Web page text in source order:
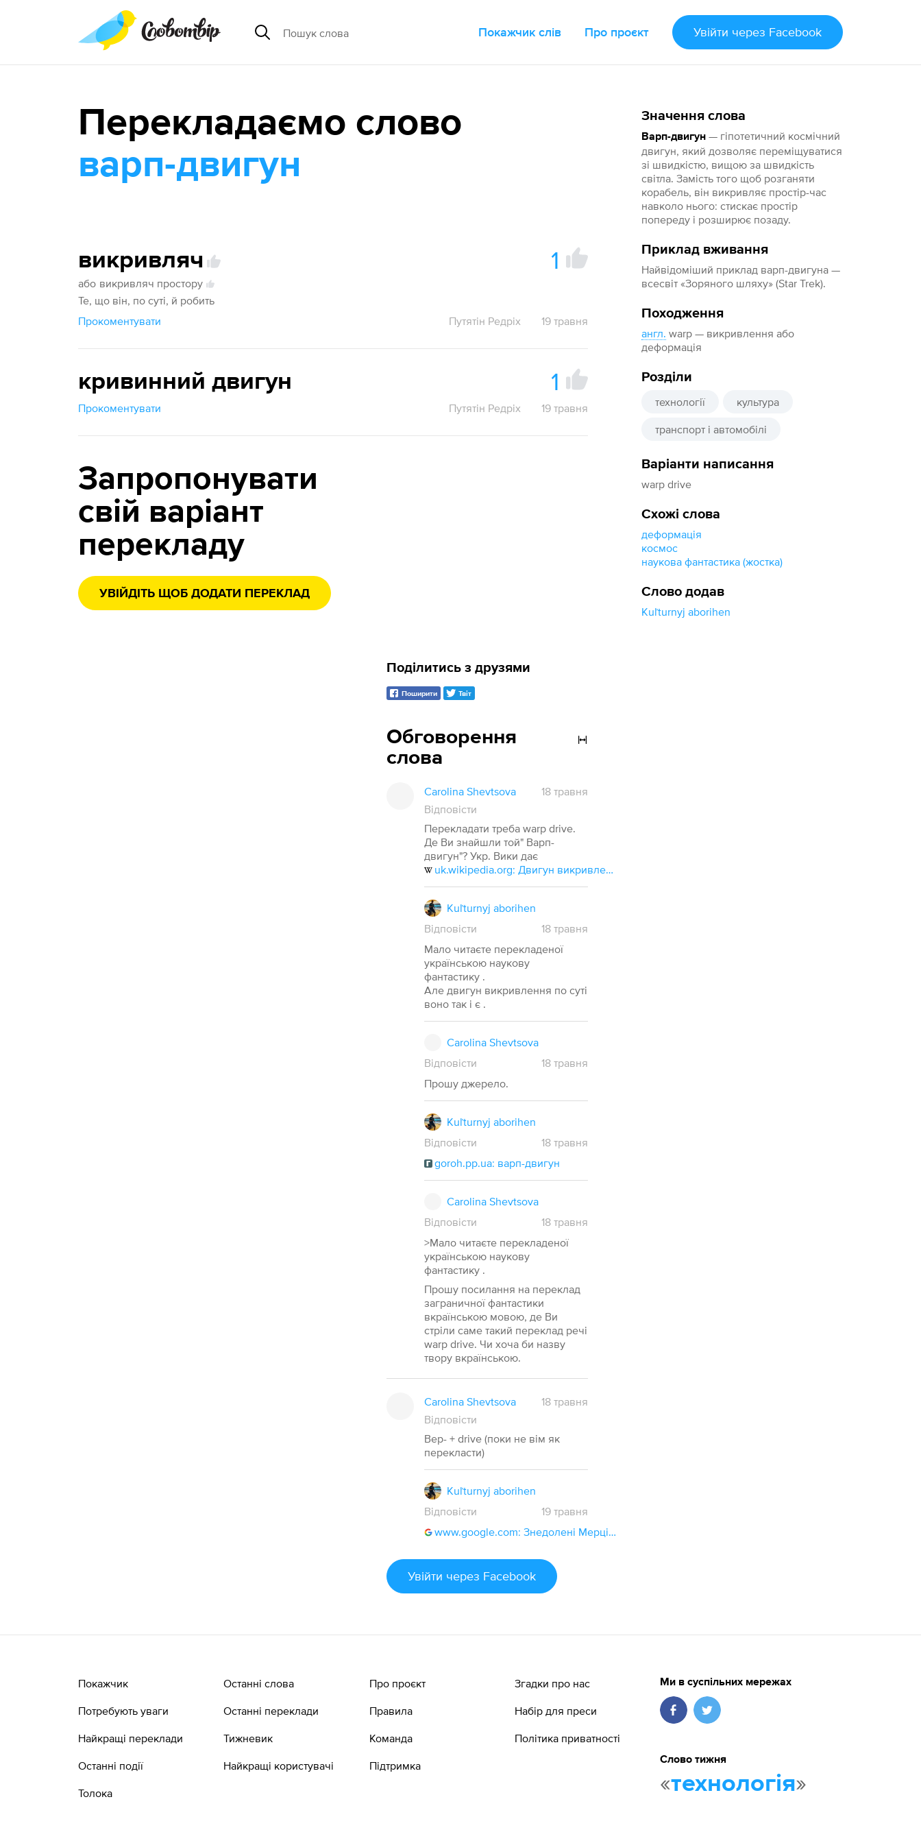
Покажчик слів Про проєкт Увійти через Facebook
Значення слова
Варп-двигун — гіпотетичний космічний
двигун, який дозволяє переміщуватися
зі швидкістю, вищою за швидкість
світла. Замість того щоб розганяти
корабель, він викривляє простір-час
навколо нього: стискає простір
попереду і розширює позаду.
Приклад вживання
Найвідоміший приклад варп-двигуна —
всесвіт «Зоряного шляху» (Star Trek).
Походження
англ. warp — викривлення або
деформація
Розділи
технології культура
транспорт і автомобілі
Варіанти написання
warp drive
Схожі слова
деформація
космос
наукова фантастика (жостка)
Слово додав
Kuľturnyj aborihen
Перекладаємо слово
варп-двигун
викривляч 1
або викривляч простору
Те, що він, по суті, й робить
Прокоментувати
Путятін Редріх 19 травня
кривинний двигун 1
Прокоментувати Путятін Редріх 19 травня
Запропонувати
свій варіант
перекладу
УВІЙДІТЬ ЩОБ ДОДАТИ ПЕРЕКЛАД
Обговорення
слова
Carolina Shevtsova
18 травня
Відповісти
Перекладати треба warp drive.
Де Ви знайшли той" Варп-
двигун"? Укр. Вики дає
uk.wikipedia.org: Двигун викривлення
Kuľturnyj aborihen
Відповісти
18 травня
Мало читаєте перекладеної
українською наукову
фантастику .
Але двигун викривлення по суті
воно так і є .
Carolina Shevtsova
Відповісти
18 травня
Прошу джерело.
Kuľturnyj aborihen
Відповісти
18 травня
goroh.pp.ua: варп-двигун
Carolina Shevtsova
Відповісти
18 травня
>Мало читаєте перекладеної
українською наукову
фантастику .
Прошу посилання на переклад
заграничної фантастики
вкраїнською мовою, де Ви
стріли саме такий переклад речі
warp drive. Чи хоча би назву
твору вкраїнською.
Carolina Shevtsova
18 травня
Відповісти
Вер- + drive (поки не вім як
перекласти)
Kuľturnyj aborihen
Відповісти
19 травня
www.google.com: Знедолені Мерці вархамер 40000
Увійти через Facebook
Поділитись з друзями
Поширити Твіт
Покажчик
Потребують уваги
Найкращі переклади
Останні події
Толока
Останні слова
Останні переклади
Тижневик
Найкращі користувачі
Про проєкт
Правила
Команда
Підтримка
Згадки про нас
Набір для преси
Політика приватності
Ми в суспільних мережах
Слово тижня
«технологія»